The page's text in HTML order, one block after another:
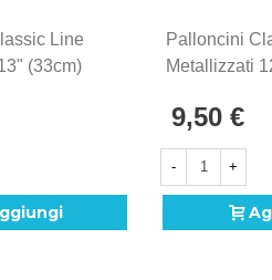
Line
(33cm)
Palloncini
Metallizzati
9,50 €
- +